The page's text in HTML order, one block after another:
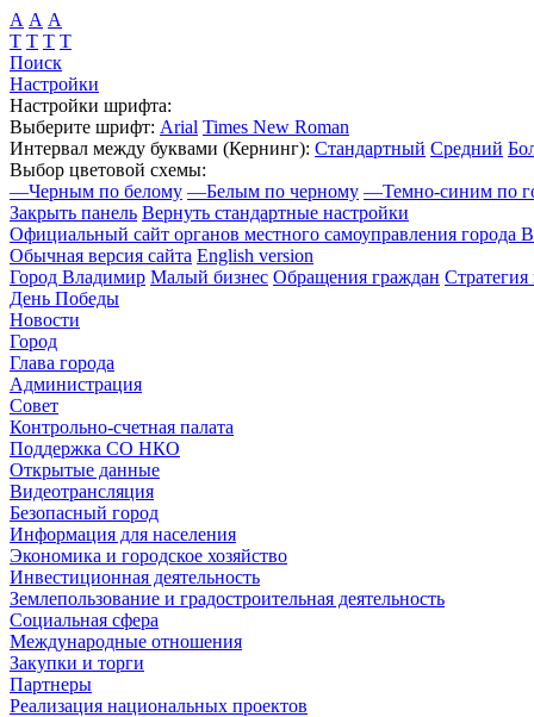
А А А
Т Т Т Т
Поиск
Настройки
Настройки шрифта:
Выберите шрифт: Arial Times New Roman
Интервал между буквами (Кернинг): Стандартный Средний
Выбор цветовой схемы:
—Черным по белому —Белым по черному —Темно-синим по
Закрыть панель Вернуть стандартные настройки
Официальный сайт органов местного самоуправления города
Обычная версия сайта English version
Город Владимир Малый бизнес Обращения граждан Стратегия
День Победы
Новости
Город
Глава города
Администрация
Совет
Контрольно-счетная палата
Поддержка СО НКО
Открытые данные
Видеотрансляция
Безопасный город
Информация для населения
Экономика и городское хозяйство
Инвестиционная деятельность
Землепользование и градостроительная деятельность
Социальная сфера
Международные отношения
Закупки и торги
Партнеры
Реализация национальных проектов